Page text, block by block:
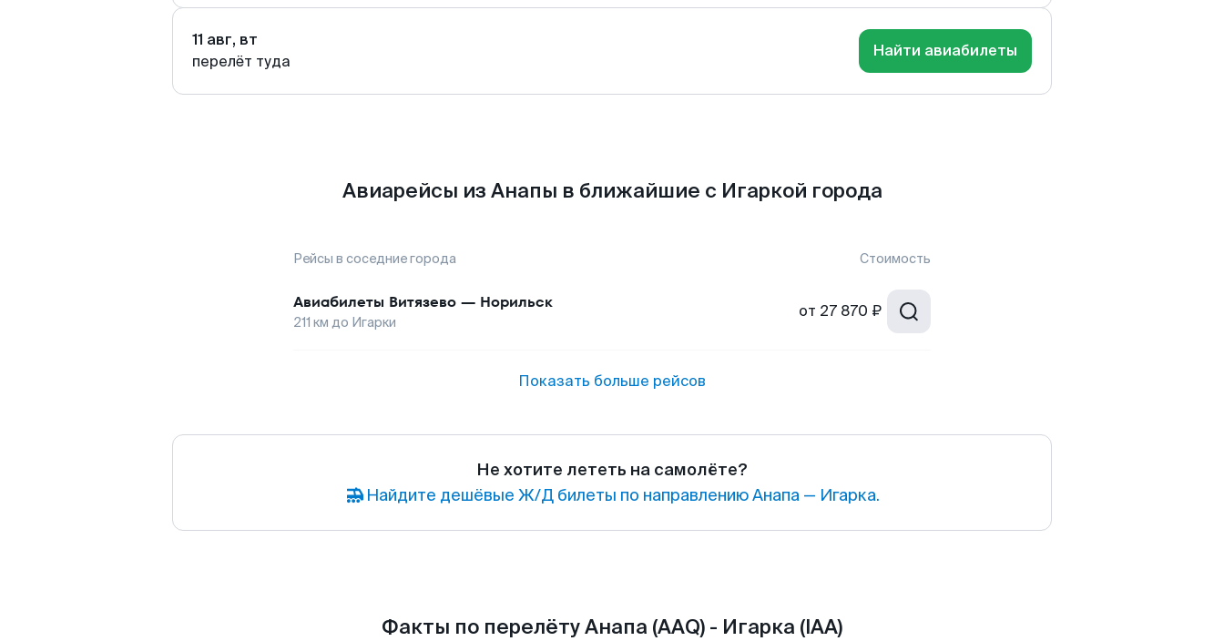
11 авг, вт
перелёт туда
Найти авиабилеты
Авиарейсы из Анапы в ближайшие с Игаркой города
Рейсы в соседние города Стоимость
Авиабилеты Витязево — Норильск
211 км до Игарки
от 27 870 ₽
Показать больше рейсов
Не хотите лететь на самолёте?
Найдите дешёвые Ж/Д билеты по направлению Анапа — Игарка.
Факты по перелёту Анапа (AAQ) - Игарка (IAA)